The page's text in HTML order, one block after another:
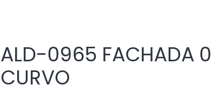
ALD-0965 FACHADA
CURVO